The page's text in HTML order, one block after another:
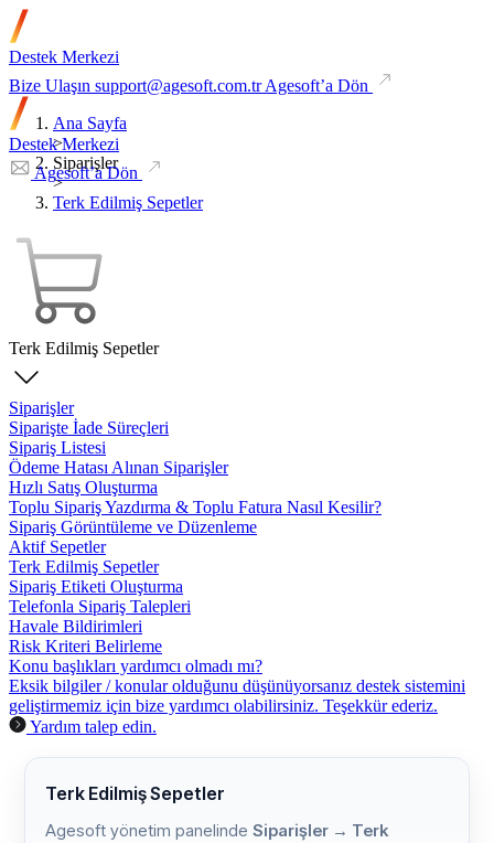
Destek Merkezi
Bize Ulaşın support@agesoft.com.trAgesoft’a Dön
Destek Merkezi
Agesoft’a Dön
Ana Sayfa
>
Siparişler
>
Terk Edilmiş Sepetler
Terk Edilmiş Sepetler
Siparişler
Siparişte İade Süreçleri
Sipariş Listesi
Ödeme Hatası Alınan Siparişler
Hızlı Satış Oluşturma
Toplu Sipariş Yazdırma & Toplu Fatura Nasıl Kesilir?
Sipariş Görüntüleme ve Düzenleme
Aktif Sepetler
Terk Edilmiş Sepetler
Sipariş Etiketi Oluşturma
Telefonla Sipariş Talepleri
Havale Bildirimleri
Risk Kriteri Belirleme
Konu başlıkları yardımcı olmadı mı?
Eksik bilgiler / konular olduğunu düşünüyorsanız destek sistemini
geliştirmemiz için bize yardımcı olabilirsiniz. Teşekkür ederiz.
Yardım talep edin.
Terk Edilmiş Sepetler
Agesoft yönetim panelinde Siparişler → Terk